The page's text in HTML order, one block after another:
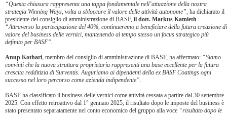
“Questa chiusura rappresenta una tappa fondamentale nell’attuazione della nostra
strategia Winning Ways, volta a sbloccare il valore delle attività autonome”, ha dichiarato il
presidente del consiglio di amministrazione di BASF, il dott. Markus Kamieth.
“Attraverso la partecipazione del 40%, continueremo a beneficiare della futura creazione di
valore del business delle vernici, mantenendo al tempo stesso un focus strategico più
definito per BASF”.
Anup Kothari, membro del consiglio di amministrazione di BASF, ha affermato: “Siamo
convinti che la nuova struttura proprietaria rappresenti una base eccellente per la futura
crescita redditizia di Surventis. Auguriamo ai dipendenti della ex BASF Coatings ogni
successo nel loro percorso come azienda indipendente”.
BASF ha classificato il business delle vernici come attività cessata a partire dal 30 settembre
2025. Con effetto retroattivo dal 1° gennaio 2025, il risultato dopo le imposte del business è
stato presentato separatamente nel conto economico del gruppo alla voce “risultato dopo le